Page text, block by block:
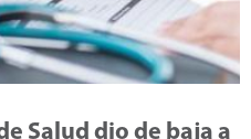
Salud dio de baja a